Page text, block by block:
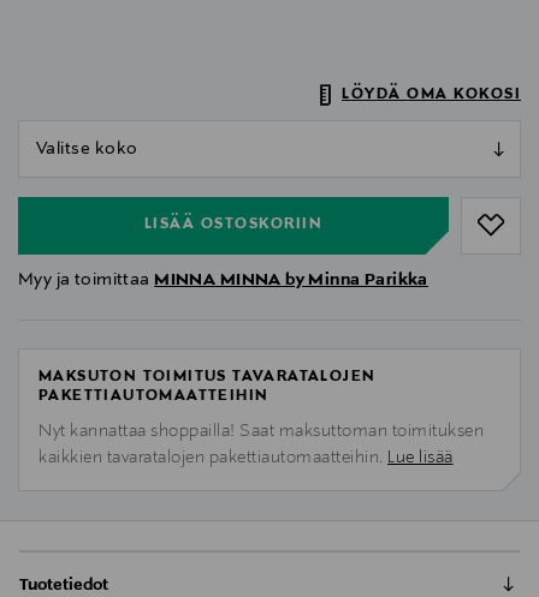
LÖYDÄ OMA KOKOSI
LISÄÄ OSTOSKORIIN
Myy ja toimittaa MINNA MINNA by Minna Parikka
MAKSUTON TOIMITUS TAVARATALOJEN
PAKETTIAUTOMAATTEIHIN
Nyt kannattaa shoppailla! Saat maksuttoman toimituksen
kaikkien tavaratalojen pakettiautomaatteihin. Lue lisää
Tuotetiedot